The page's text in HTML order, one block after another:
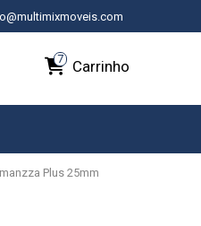
Carrinho
7
Plus 25mm